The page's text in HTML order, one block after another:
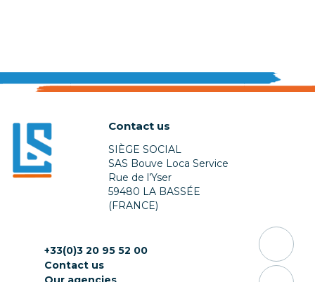
Contact us
SIÈGE SOCIAL
SAS Bouve Loca Service
Rue de l’Yser
59480 LA BASSÉE
(FRANCE)
+33(0)3 20 95 52 00
Contact us